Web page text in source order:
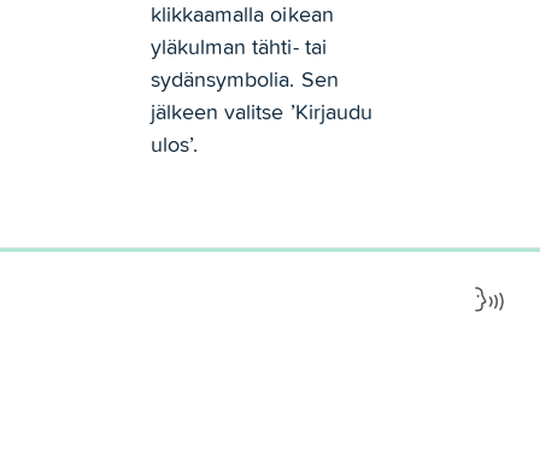
klikkaamalla oikean
yläkulman tähti- tai
sydänsymbolia. Sen
jälkeen valitse ’Kirjaudu
ulos’.
0%